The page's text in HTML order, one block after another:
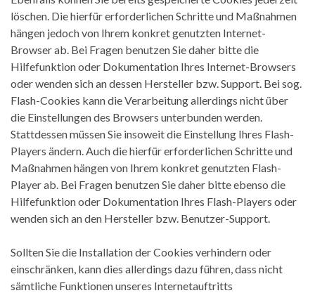
löschen. Die hierfür erforderlichen Schritte und Maßnahmen
hängen jedoch von Ihrem konkret genutzten Internet-
Browser ab. Bei Fragen benutzen Sie daher bitte die
Hilfefunktion oder Dokumentation Ihres Internet-Browsers
oder wenden sich an dessen Hersteller bzw. Support. Bei sog.
Flash-Cookies kann die Verarbeitung allerdings nicht über
die Einstellungen des Browsers unterbunden werden.
Stattdessen müssen Sie insoweit die Einstellung Ihres Flash-
Players ändern. Auch die hierfür erforderlichen Schritte und
Maßnahmen hängen von Ihrem konkret genutzten Flash-
Player ab. Bei Fragen benutzen Sie daher bitte ebenso die
Hilfefunktion oder Dokumentation Ihres Flash-Players oder
wenden sich an den Hersteller bzw. Benutzer-Support.
Sollten Sie die Installation der Cookies verhindern oder
einschränken, kann dies allerdings dazu führen, dass nicht
sämtliche Funktionen unseres Internetauftritts